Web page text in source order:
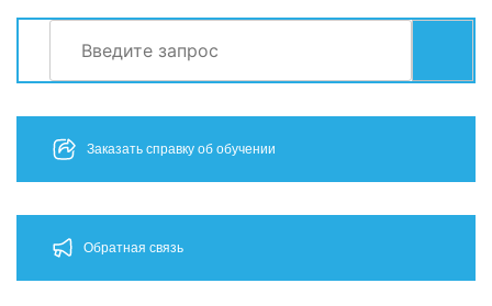
СЕРВИСЫ
Заказать справку об обучении
Обратная связь